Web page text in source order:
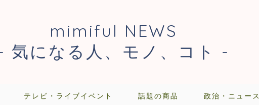
mimiful NEWS
気になる人、モノ、コト -
テレビ・ライブイベント 話題の商品 政治・ニュース